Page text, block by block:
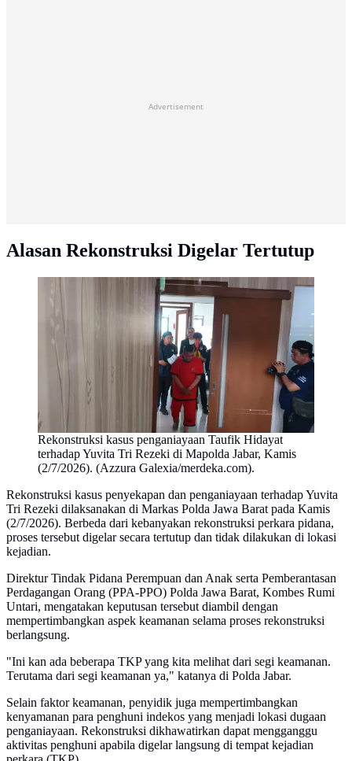
Advertisement
Alasan Rekonstruksi Digelar Tertutup
Rekonstruksi kasus penganiayaan Taufik Hidayat
terhadap Yuvita Tri Rezeki di Mapolda Jabar, Kamis
(2/7/2026). (Azzura Galexia/merdeka.com).
Rekonstruksi kasus penyekapan dan penganiayaan terhadap Yuvita
Tri Rezeki dilaksanakan di Markas Polda Jawa Barat pada Kamis
(2/7/2026). Berbeda dari kebanyakan rekonstruksi perkara pidana,
proses tersebut digelar secara tertutup dan tidak dilakukan di lokasi
kejadian.
Direktur Tindak Pidana Perempuan dan Anak serta Pemberantasan
Perdagangan Orang (PPA-PPO) Polda Jawa Barat, Kombes Rumi
Untari, mengatakan keputusan tersebut diambil dengan
mempertimbangkan aspek keamanan selama proses rekonstruksi
berlangsung.
"Ini kan ada beberapa TKP yang kita melihat dari segi keamanan.
Terutama dari segi keamanan ya," katanya di Polda Jabar.
Selain faktor keamanan, penyidik juga mempertimbangkan
kenyamanan para penghuni indekos yang menjadi lokasi dugaan
penganiayaan. Rekonstruksi dikhawatirkan dapat mengganggu
aktivitas penghuni apabila digelar langsung di tempat kejadian